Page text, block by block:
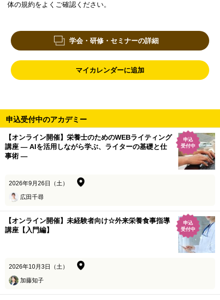
体の規約をよくご確認ください。
学会・研修・セミナーの詳細
マイカレンダーに追加
申込受付中のアカデミー
【オンライン開催】栄養士のためのWEBライティング
講座 ― AIを活用しながら学ぶ、ライターの基礎と仕
事術 ―
申込
受付中
2026年9月26日（土）
広田千尋
【オンライン開催】未経験者向け☆外来栄養食事指導
講座【入門編】
申込
受付中
2026年10月3日（土）
加藤知子